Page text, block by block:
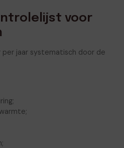
voor
jaar systematisch door de